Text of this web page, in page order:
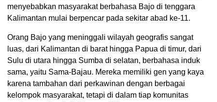
menyebabkan masyarakat berbahasa Bajo di tenggara
Kalimantan mulai berpencar pada sekitar abad ke-11.
Orang Bajo yang meninggali wilayah geografis sangat
luas, dari Kalimantan di barat hingga Papua di timur, dari
Sulu di utara hingga Sumba di selatan, berbahasa induk
sama, yaitu Sama-Bajau. Mereka memiliki gen yang kaya
karena tambahan dari perkawinan dengan berbagai
kelompok masyarakat, tetapi di dalam tiap komunitas